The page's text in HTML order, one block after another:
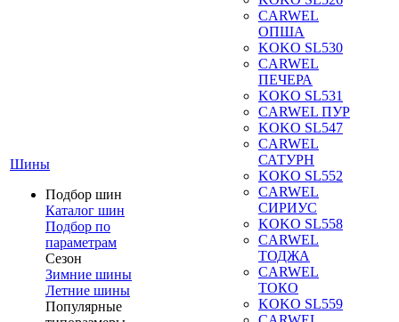
Шины
Подбор шин
Каталог шин
Подбор по
параметрам
Сезон
Зимние шины
Летние шины
Популярные
CARWEL
ОПША
KOKO SL530
CARWEL
ПЕЧЕРА
KOKO SL531
CARWEL ПУР
KOKO SL547
CARWEL
САТУРН
KOKO SL552
CARWEL
СИРИУС
KOKO SL558
CARWEL
ТОДЖА
CARWEL
ТОКО
KOKO SL559